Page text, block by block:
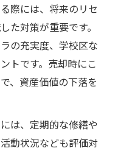
際には、将来のリセ
た対策が重要です。
の充実度、学校区な
トです。売却時にこ
、資産価値の下落を
は、定期的な修繕や
動状況なども評価対